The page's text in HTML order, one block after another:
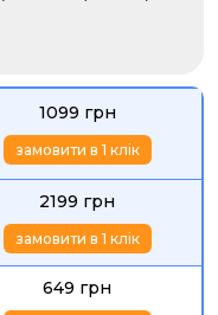
1099 грн
замовити в 1 клік
2199 грн
замовити в 1 клік
649 грн